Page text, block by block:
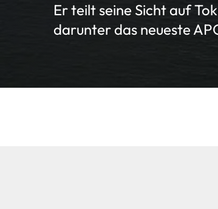
Er teilt seine Sicht auf
darunter das neueste